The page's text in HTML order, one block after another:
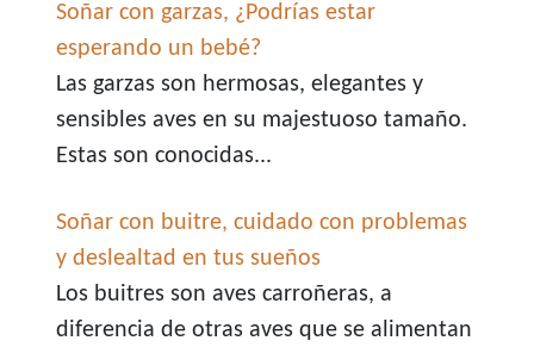
Soñar con garzas, ¿Podrías estar
esperando un bebé?
Las garzas son hermosas, elegantes y
sensibles aves en su majestuoso tamaño.
Estas son conocidas...
Soñar con buitre, cuidado con problemas
y deslealtad en tus sueños
Los buitres son aves carroñeras, a
diferencia de otras aves que se alimentan